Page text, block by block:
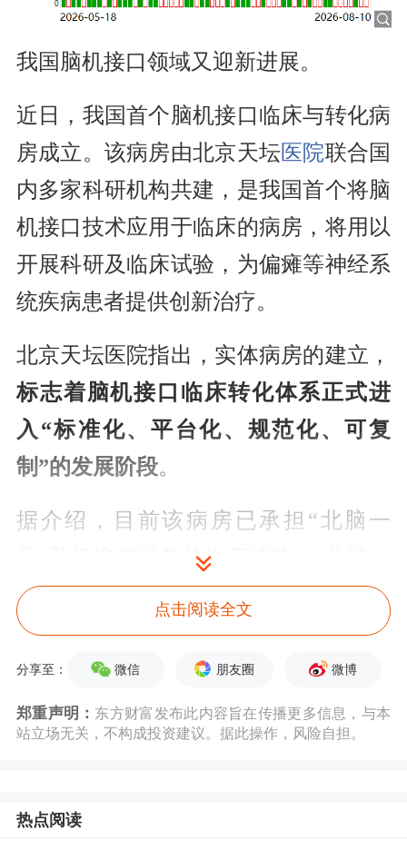
我国脑机接口领域又迎新进展。
近日，我国首个脑机接口临床与转化病
房成立。该病房由北京天坛医院联合国
内多家科研机构共建，是我国首个将脑
机接口技术应用于临床的病房，将用以
开展科研及临床试验，为偏瘫等神经系
统疾病患者提供创新治疗。
北京天坛医院指出，实体病房的建立，
标志着脑机接口临床转化体系正式进
入“标准化、平台化、规范化、可复
制”的发展阶段。
据介绍，目前该病房已承担“北脑一
号”脑机接口设备的临床试验。“北脑一
号”是我国自主研发的半侵入式脑机接
口，此前已分别在北大第一医院、首都
医科大学宣武医院，以及天坛医院完成
三例人体植入手术。至今，3例患者状
态良好，其中瘫痪病人已实现意念控制
未来，该病房将打造成为面向全国临床
点击阅读全文
分享至： 微信 朋友圈 微博
郑重声明： 东方财富发布此内容旨在传播更多信息，与本
站立场无关，不构成投资建议。据此操作，风险自担。
热点阅读